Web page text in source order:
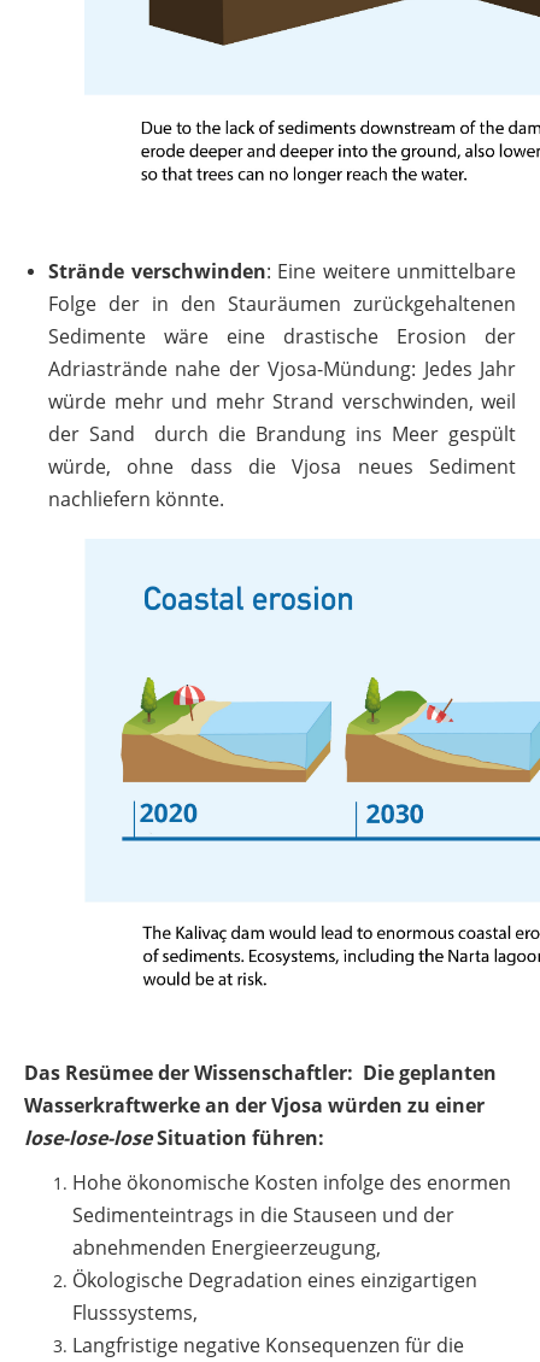
Strände verschwinden: Eine weitere unmittelbare
Folge der in den Stauräumen zurückgehaltenen
Sedimente wäre eine drastische Erosion der
Adriastrände nahe der Vjosa-Mündung: Jedes Jahr
würde mehr und mehr Strand verschwinden, weil
der Sand durch die Brandung ins Meer gespült
würde, ohne dass die Vjosa neues Sediment
nachliefern könnte.
Das Resümee der Wissenschaftler: Die geplanten
Wasserkraftwerke an der Vjosa würden zu einer
lose-lose-loseSituation führen:
Hohe ökonomische Kosten infolge des enormen
Sedimenteintrags in die Stauseen und der
abnehmenden Energieerzeugung,
Ökologische Degradation eines einzigartigen
Flusssystems,
Langfristige negative Konsequenzen für die